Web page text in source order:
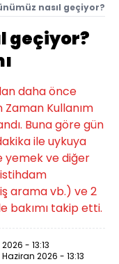
nasıl geçiyor?
geçiyor?
daha önce
Zaman Kullanım
Buna göre gün
ile uykuya
yemek ve diğer
arama vb.) ve 2
bakımı takip etti.
- 13:13
2026 - 13:13